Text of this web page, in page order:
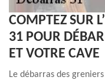
COMPTEZ SUR
31 POUR
ET VOTRE CAVE
Le débarras des